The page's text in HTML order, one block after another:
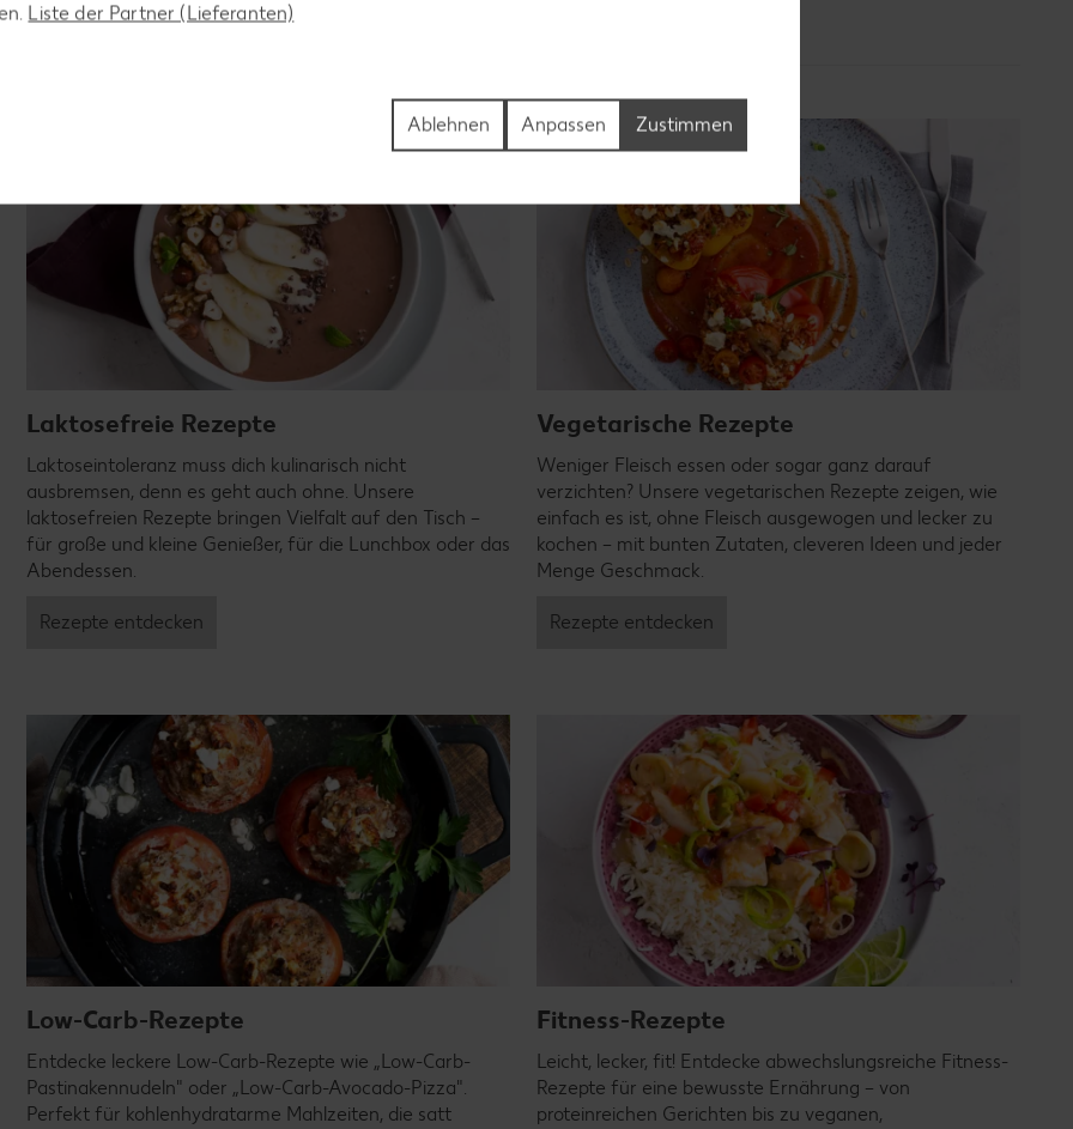
Laktosefreie Rezepte
Laktoseintoleranz muss dich kulinarisch nicht
ausbremsen, denn es geht auch ohne. Unsere
laktosefreien Rezepte bringen Vielfalt auf den Tisch –
für große und kleine Genießer, für die Lunchbox oder das
Abendessen.
Rezepte entdecken
Vegetarische Rezepte
Weniger Fleisch essen oder sogar ganz darauf
verzichten? Unsere vegetarischen Rezepte zeigen, wie
einfach es ist, ohne Fleisch ausgewogen und lecker zu
kochen – mit bunten Zutaten, cleveren Ideen und jeder
Menge Geschmack.
Rezepte entdecken
Low-Carb-Rezepte
Entdecke leckere Low-Carb-Rezepte wie „Low-Carb-
Pastinakennudeln" oder „Low-Carb-Avocado-Pizza".
Perfekt für kohlenhydratarme Mahlzeiten, die satt
Fitness-Rezepte
Leicht, lecker, fit! Entdecke abwechslungsreiche Fitness-
Rezepte für eine bewusste Ernährung – von
proteinreichen Gerichten bis zu veganen,
Liste der Partner (Lieferanten)
Zustimmen
Anpassen
Ablehnen